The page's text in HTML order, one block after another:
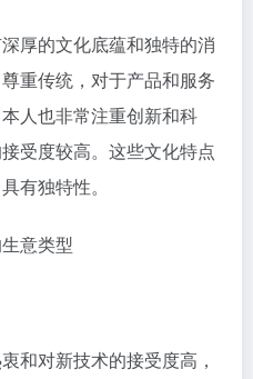
厚的文化底蕴和独特的消
重传统，对于产品和服务
人也非常注重创新和科
受度较高。这些文化特点
有独特性。
意类型
和对新技术的接受度高，